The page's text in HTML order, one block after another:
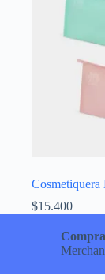
Cosmetiquera
$15.400